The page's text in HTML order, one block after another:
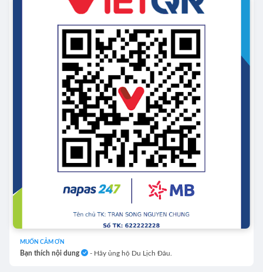
MUỐN CẢM ƠN
Bạn thích nội dung - Hãy ủng hộ Du Lịch Đâu.